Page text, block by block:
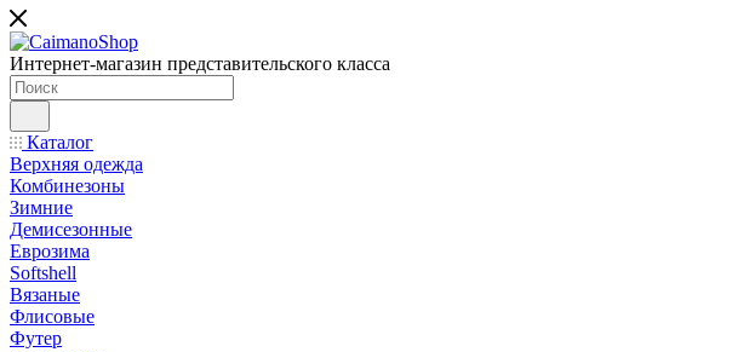
Интернет-магазин представительского класса
Каталог
Верхняя одежда
Комбинезоны
Зимние
Демисезонные
Еврозима
Softshell
Вязаные
Флисовые
Футер